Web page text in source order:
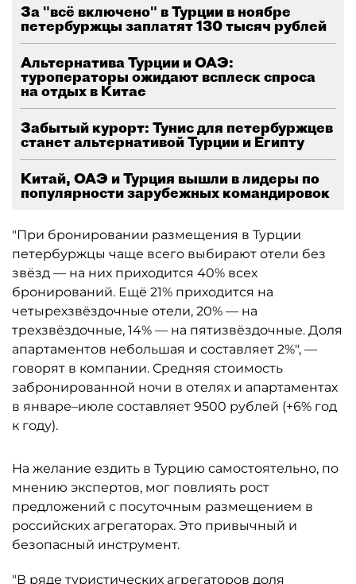
За "всё включено" в Турции в ноябре
петербуржцы заплатят 130 тысяч рублей
Альтернатива Турции и ОАЭ:
туроператоры ожидают всплеск спроса
на отдых в Китае
Забытый курорт: Тунис для петербуржцев
станет альтернативой Турции и Египту
Китай, ОАЭ и Турция вышли в лидеры по
популярности зарубежных командировок
"При бронировании размещения в Турции
петербуржцы чаще всего выбирают отели без
звёзд — на них приходится 40% всех
бронирований. Ещё 21% приходится на
четырехзвёздочные отели, 20% — на
трехзвёздочные, 14% — на пятизвёздочные. Доля
апартаментов небольшая и составляет 2%", —
говорят в компании. Средняя стоимость
забронированной ночи в отелях и апартаментах
в январе–июле составляет 9500 рублей (+6% год
к году).
На желание ездить в Турцию самостоятельно, по
мнению экспертов, мог повлиять рост
предложений с посуточным размещением в
российских агрегаторах. Это привычный и
безопасный инструмент.
"В ряде туристических агрегаторов доля